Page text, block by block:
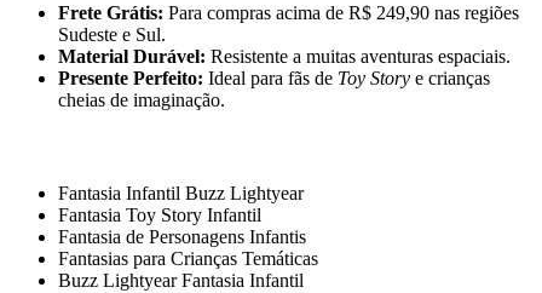
Frete Grátis: Para compras acima de R$ 249,90 nas regiões
Sudeste e Sul.
Material Durável: Resistente a muitas aventuras espaciais.
Presente Perfeito: Ideal para fãs de Toy Story e crianças
cheias de imaginação.
Fantasia Infantil Buzz Lightyear
Fantasia Toy Story Infantil
Fantasia de Personagens Infantis
Fantasias para Crianças Temáticas
Buzz Lightyear Fantasia Infantil